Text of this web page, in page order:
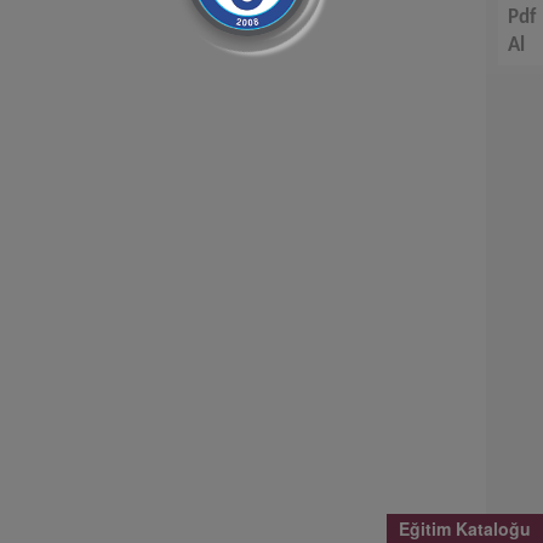
Eğitim Kataloğu
Pdf
Al